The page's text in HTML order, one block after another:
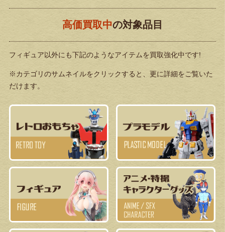
高価買取中の対象品目
フィギュア以外にも下記のようなアイテムを買取強化中です!
※カテゴリのサムネイルをクリックすると、更に詳細をご覧いた
だけます。